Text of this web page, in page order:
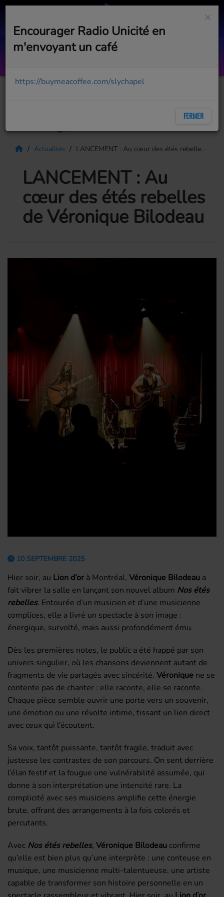
Dancing With Your Shadows
Actualités LANCEMENT : Au cœur des étés rebelles de Véronique Bilodeau
LANCEMENT : Au
cœur des étés rebelles
de Véronique Bilodeau
10 SEPTEMBRE 2025
Hier soir, au Lion d’or à Montréal, Véronique Bilodeau a
fait vibrer la salle en lançant son nouvel album Nos étés
rebelles. Entourée d’un musicien et d’une musicienne
complices, elle a livré un spectacle à son image :
énergique, survolté, mais aussi profondément ému.
Dès les premières notes, le public a été happé par son
univers singulier, où les chansons deviennent autant de
fragments de vie partagés avec sincérité. Véronique ne se
contente pas de chanter : elle raconte, elle se raconte.
Chaque pièce semble ouvrir une porte vers un souvenir,
une émotion ou une révolte intime, tissant un lien direct
avec ceux qui l’écoutent.
Sa voix, tantôt puissante, tantôt fragile, traduit avec
justesse les contrastes de son parcours. On sent derrière
l’élan festif et la fougue une vulnérabilité assumée, qui
donne à son interprétation une intensité rare. La
complicité avec ses musiciens amplifie cette énergie
brute, offrant des arrangements à la fois colorés et
percutants.
Avec Nos étés rebelles, Véronique Bilodeau confirme
qu’elle est bien plus qu’une interprète : une conteuse en
musique, une musicienne multi-talentueuse, une artiste
capable de transformer son histoire personnelle en un
×
Encourager Radio Unicité en
m'envoyant un café
https://buymeacoffee.com/slychapel
FERMER